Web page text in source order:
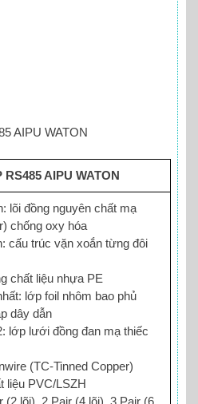
AIPU WATON
AIPU WATON
lõi đồng nguyên chất mạ
chống oxy hóa
cấu trúc vặn xoắn từng đôi
chất liệu nhựa PE
lớp foil nhôm bao phủ
dây dẫn
lớp lưới đồng đan mạ thiếc
(TC-Tinned Copper)
liệu PVC/LSZH